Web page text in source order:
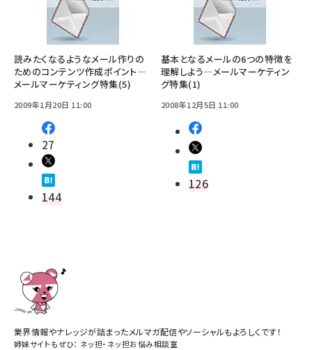
読みたくなるようなメール作りの
ためのコンテンツ作成ポイント―
メールマーケティング特集(5)
2009年1月20日 11:00
27
144
基本となるメールの6つの特徴を
理解しよう―メールマーケティン
グ特集(1)
2008年12月5日 11:00
126
業界情報やナレッジが詰まったメルマガ配信やソーシャルもよろしくです！
姉妹サイトもぜひ： ネッ担・ ネッ担お悩み相談室